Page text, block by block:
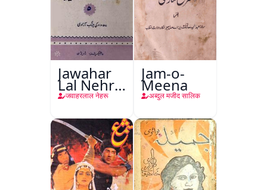
Jawahar
Lal Nehru
Ki
(Jang-e-
Azadi)
जवाहरलाल नेहरू
Jam-o-
Meena
अब्दुल मजीद सालिक